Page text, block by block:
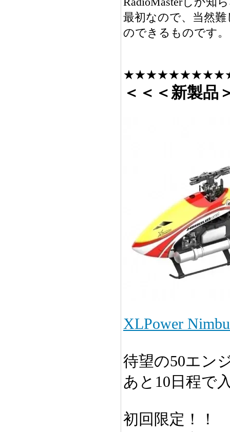
最初なので、当然
のできるものです。
＜＜＜新製品
XLPower
待望の50エン
あと10日程で
初回限定！！